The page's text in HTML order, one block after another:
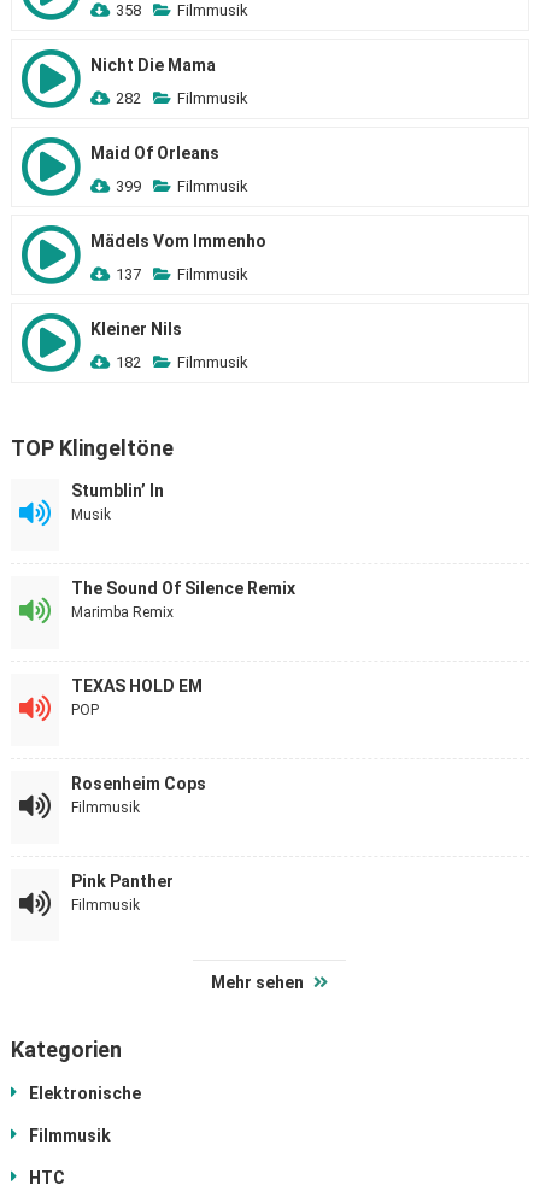
358 Filmmusik
Nicht Die Mama
282 Filmmusik
Maid Of Orleans
399 Filmmusik
Mädels Vom Immenho
137 Filmmusik
Kleiner Nils
182 Filmmusik
TOP Klingeltöne
Stumblin’ In
Musik
The Sound Of Silence Remix
Marimba Remix
TEXAS HOLD EM
POP
Rosenheim Cops
Filmmusik
Pink Panther
Filmmusik
Mehr sehen
Kategorien
Elektronische
Filmmusik
HTC